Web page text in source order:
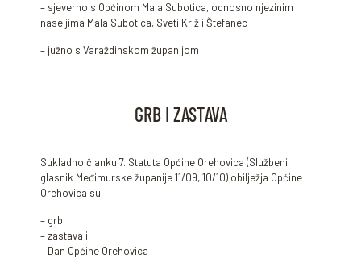
– sjeverno s Općinom Mala Subotica, odnosno njezinim
naseljima Mala Subotica, Sveti Križ i Štefanec
– južno s Varaždinskom županijom
GRB I ZASTAVA
Sukladno članku 7. Statuta Općine Orehovica (Službeni
glasnik Međimurske županije 11/09, 10/10) obilježja Općine
Orehovica su:
– grb,
– zastava i
– Dan Općine Orehovica